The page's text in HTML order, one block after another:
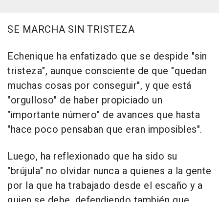
SE MARCHA SIN TRISTEZA
Echenique ha enfatizado que se despide "sin
tristeza", aunque consciente de que "quedan
muchas cosas por conseguir", y que está
"orgulloso" de haber propiciado un
"importante número" de avances que hasta
"hace poco pensaban que eran imposibles".
Luego, ha reflexionado que ha sido su
"brújula" no olvidar nunca a quienes a la gente
por la que ha trabajado desde el escaño y a